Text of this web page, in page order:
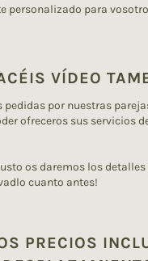
personalizado para
VÍDEO
por nuestras
ofreceros sus servicios
os daremos los
cuanto antes!
PRECIOS